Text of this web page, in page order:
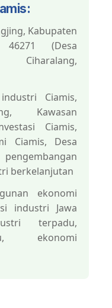
Kabupaten
(Desa
Ciamis,
Kawasan
Ciamis,
Ciamis, Desa
berkelanjutan
ekonomi
industri Jawa
terpadu,
ekonomi